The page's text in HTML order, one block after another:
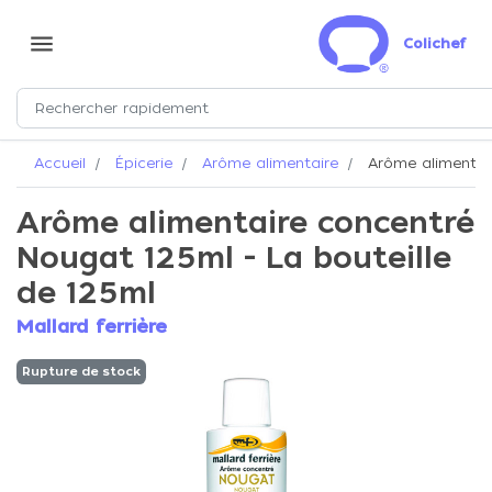
menu Colichef
Accueil Épicerie Arôme alimentaire Arôme
Arôme alimentaire concentré
Nougat 125ml - La bouteille
de 125ml
Mallard ferrière
Rupture de stock